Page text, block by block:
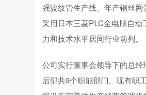
强波纹管生产线、年产钢丝
采用日本三菱PLC全电脑自
力和技术水平居同行业前列。
公司实行董事会领导下的总
后部共9个职能部门。现有职